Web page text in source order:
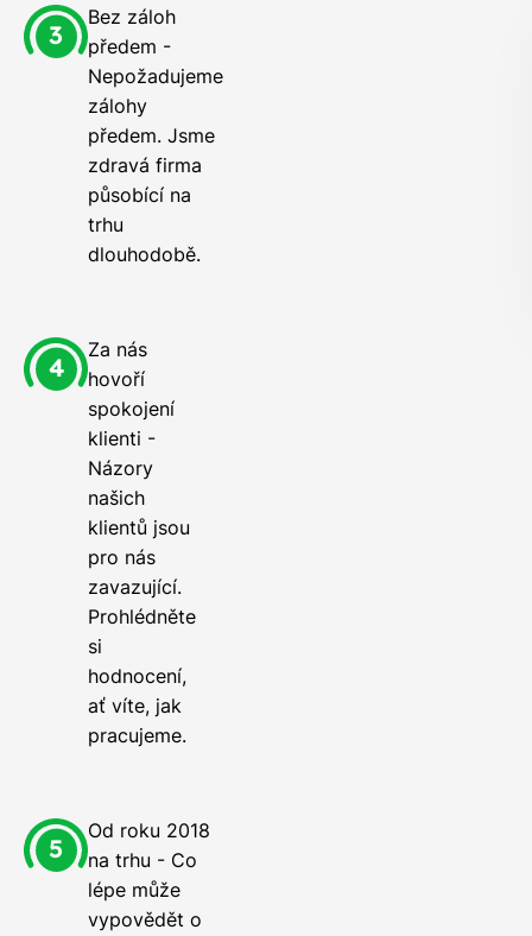
Bez záloh
předem -
Nepožadujeme
zálohy
předem. Jsme
zdravá firma
působící na
trhu
dlouhodobě.
Za nás
hovoří
spokojení
klienti -
Názory
našich
klientů jsou
pro nás
zavazující.
Prohlédněte
si
hodnocení,
ať víte, jak
pracujeme.
Od roku 2018
na trhu - Co
lépe může
vypovědět o